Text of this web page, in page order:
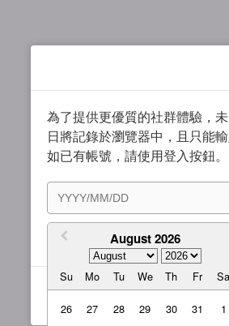
為了提供更優質的社群體驗，
日將記錄於瀏覽器中，且只能
如已有帳號，請使用登入按鈕。
August 2026
Su Mo Tu We Th Fr Sa
26 27 28 29 30 31
1
我同意 服務條款與隱私權政策